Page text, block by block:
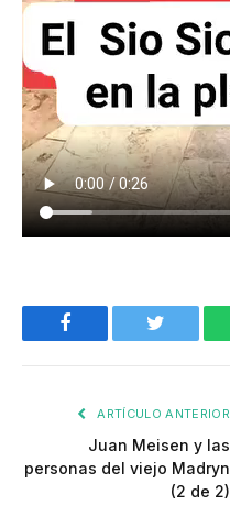
Facebook Twitter
ARTÍCULO ANTERIOR
Juan Meisen y las
personas del viejo Madryn
(2 de 2)